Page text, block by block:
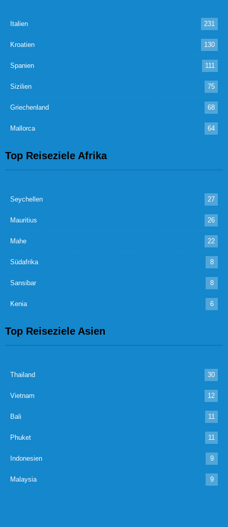
Italien 231
Kroatien 130
Spanien 111
Sizilien 75
Griechenland 68
Mallorca 64
Top Reiseziele Afrika
Seychellen 27
Mauritius 26
Mahe 22
Südafrika 8
Sansibar 8
Kenia 6
Top Reiseziele Asien
Thailand 30
Vietnam 12
Bali 11
Phuket 11
Indonesien 9
Malaysia 9